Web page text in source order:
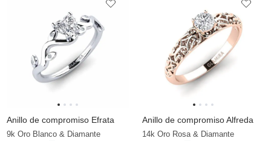
Anillo de compromiso Efrata
9k Oro Blanco & Diamante
Anillo de compromiso Alfreda
14k Oro Rosa & Diamante